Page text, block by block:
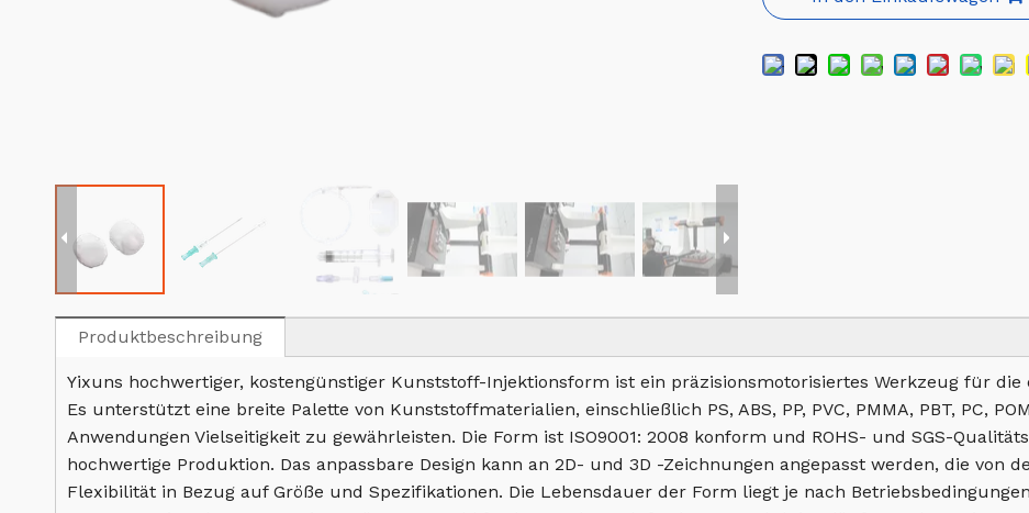
Produktbeschreibung
Yixuns hochwertiger, kostengünstiger Kunststoff-Injektionsform ist ein präzisionsmotorisiertes Werkzeug für
Es unterstützt eine breite Palette von Kunststoffmaterialien, einschließlich PS, ABS, PP, PVC, PMMA, PBT, PC,
Anwendungen Vielseitigkeit zu gewährleisten. Die Form ist ISO9001: 2008 konform und ROHS- und SGS-
hochwertige Produktion. Das anpassbare Design kann an 2D- und 3D -Zeichnungen angepasst werden, die von
Flexibilität in Bezug auf Größe und Spezifikationen. Die Lebensdauer der Form liegt je nach